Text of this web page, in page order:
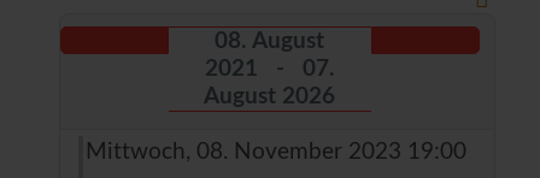
08. August
2021 - 07.
August 2026
Mittwoch, 08. November 2023 19:00